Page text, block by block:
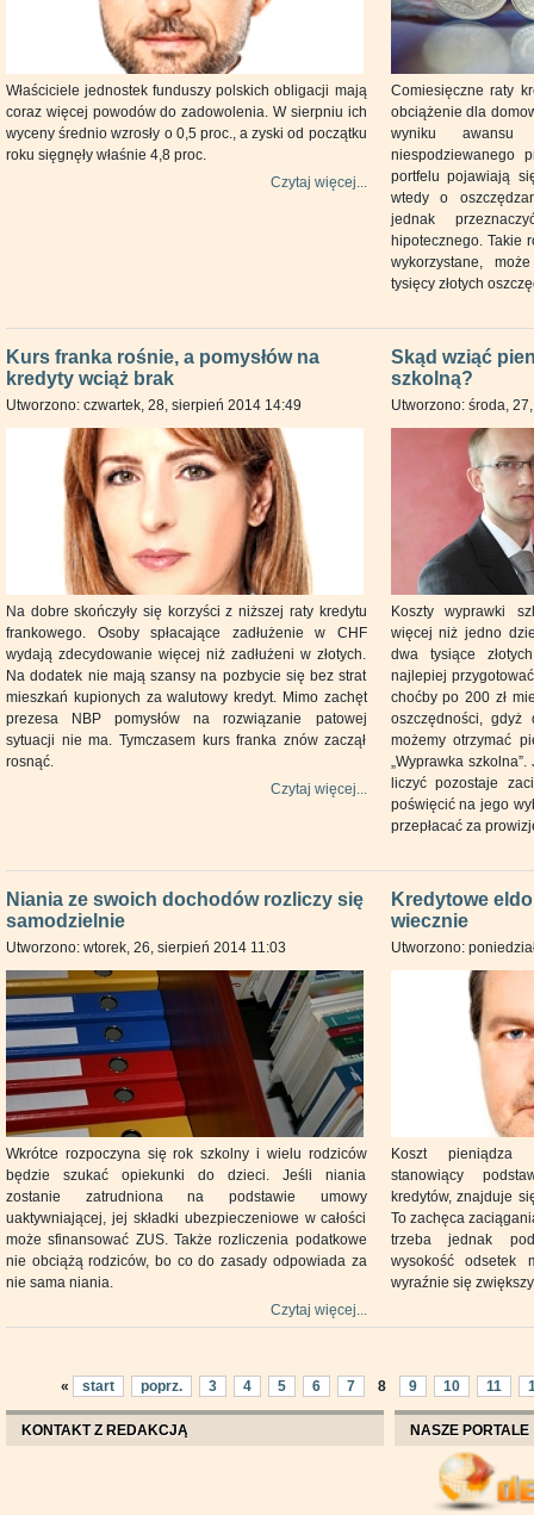
Właściciele jednostek funduszy polskich obligacji mają
coraz więcej powodów do zadowolenia. W sierpniu ich
wyceny średnio wzrosły o 0,5 proc., a zyski od początku
roku sięgnęły właśnie 4,8 proc.
Czytaj więcej...
Comiesięczne raty
obciążenie dla
wyniku awansu
niespodziewanego
portfelu pojawiają
wtedy o
jednak
hipotecznego. Takie
wykorzystane,
tysięcy złotych
Kurs franka rośnie, a pomysłów na
kredyty wciąż brak
Utworzono: czwartek, 28, sierpień 2014 14:49
Na dobre skończyły się korzyści z niższej raty kredytu
frankowego. Osoby spłacające zadłużenie w CHF
wydają zdecydowanie więcej niż zadłużeni w złotych.
Na dodatek nie mają szansy na pozbycie się bez strat
mieszkań kupionych za walutowy kredyt. Mimo zachęt
prezesa NBP pomysłów na rozwiązanie patowej
sytuacji nie ma. Tymczasem kurs franka znów zaczął
rosnąć.
Czytaj więcej...
Skąd wziąć
szkolną?
Utworzono: środa,
Koszty wyprawki
więcej niż jedno
dwa tysiące
najlepiej
choćby po 200 zł
oszczędności, gdyż
możemy otrzymać
„Wyprawka
liczyć pozostaje
poświęcić na jego
przepłacać za
Niania ze swoich dochodów rozliczy się
samodzielnie
Utworzono: wtorek, 26, sierpień 2014 11:03
Wkrótce rozpoczyna się rok szkolny i wielu rodziców
będzie szukać opiekunki do dzieci. Jeśli niania
zostanie zatrudniona na podstawie umowy
uaktywniającej, jej składki ubezpieczeniowe w całości
może sfinansować ZUS. Także rozliczenia podatkowe
nie obciążą rodziców, bo co do zasady odpowiada za
nie sama niania.
Czytaj więcej...
Kredytowe
wiecznie
Utworzono:
Koszt pieniądza
stanowiący
kredytów, znajduje
To zachęca
trzeba jednak
wysokość odsetek
wyraźnie się
« start poprz. 3 4 5 6 7 8 9 10 11
KONTAKT Z REDAKCJĄ NASZE PORTALE